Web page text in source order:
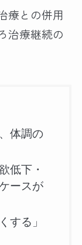
療との併用
治療継続の
体調の
低下・
ースが
する」